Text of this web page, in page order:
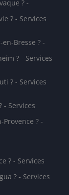
? -
? - Services
Bresse ? -
? - Services
? - Services
- Services
? -
? - Services
? - Services